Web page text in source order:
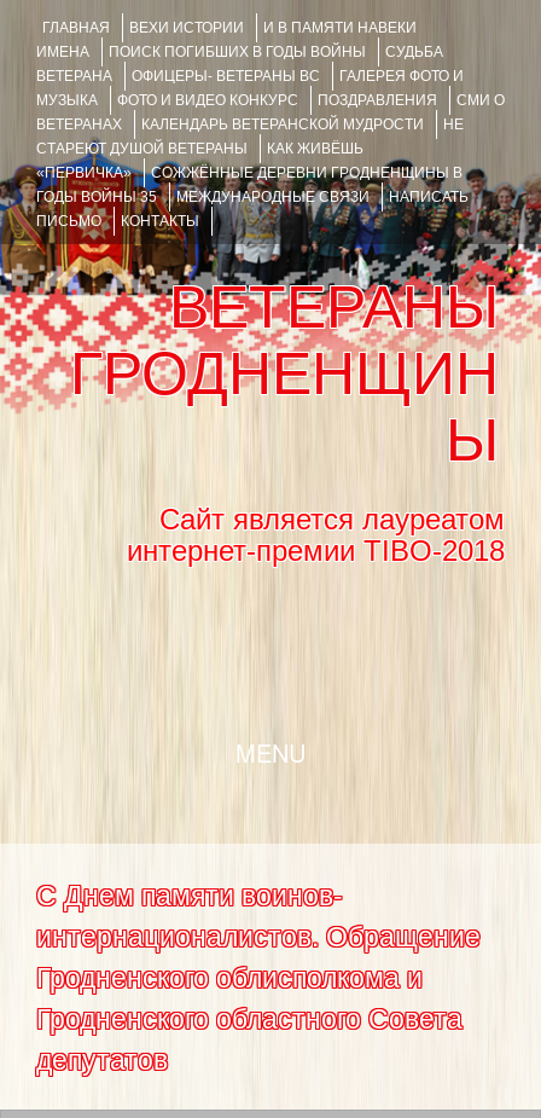
ГЛАВНАЯ ВЕХИ ИСТОРИИ
И В ПАМЯТИ НАВЕКИ
ИМЕНА
ПОИСК ПОГИБШИХ В ГОДЫ ВОЙНЫ
СУДЬБА
ВЕТЕРАНА
ОФИЦЕРЫ- ВЕТЕРАНЫ ВС
ГАЛЕРЕЯ ФОТО И
МУЗЫКА
ФОТО И ВИДЕО КОНКУРС ПОЗДРАВЛЕНИЯ
СМИ О
ВЕТЕРАНАХ
КАЛЕНДАРЬ ВЕТЕРАНСКОЙ МУДРОСТИ
НЕ
СТАРЕЮТ ДУШОЙ ВЕТЕРАНЫ
КАК ЖИВЁШЬ
«ПЕРВИЧКА»
СОЖЖЁННЫЕ ДЕРЕВНИ ГРОДНЕНЩИНЫ В
ГОДЫ ВОЙНЫ 35
МЕЖДУНАРОДНЫЕ СВЯЗИ
НАПИСАТЬ
ПИСЬМО
КОНТАКТЫ
ВЕТЕРАНЫ
ГРОДНЕНЩИН
Ы
Сайт является лауреатом
интернет-премии TIBO-2018
MENU
С Днем памяти воинов-
интернационалистов. Обращение
Гродненского облисполкома и
Гродненского областного Совета
депутатов